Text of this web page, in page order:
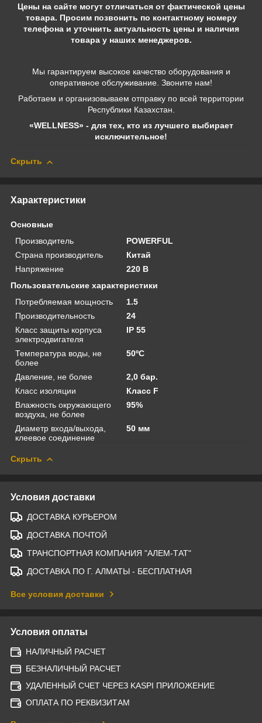
Цены на сайте могут отличаться от фактической цены
товара. Просим позвонить по контактному номеру
телефона и уточнить актуальность цены и наличия
товара у наших менеджеров.
Мы гарантируем высокое качество оборудования и
оперативное обслуживание. Звоните нам!
Работаем и организовываем отправку по всей территории
Республики Казахстан.
«WELLNESS» - для тех, кто из лучшего выбирает
исключительное!
Скрыть
Характеристики
Основные
Производитель
POWERFUL
Страна производитель
Китай
Напряжение
220 В
Пользовательские характеристики
Потребляемая мощность
1.5
Производительность
24
Класс защиты корпуса
электродвигателя
IP 55
Температура воды, не
более
50ºС
Давление, не более
2,0 бар.
Класс изоляции
Класс F
Влажность окружающего
воздуха, не более
95%
Диаметр входа/выхода,
клеевое соединение
50 мм
Скрыть
Условия доставки
ДОСТАВКА КУРЬЕРОМ
ДОСТАВКА ПОЧТОЙ
ТРАНСПОРТНАЯ КОМПАНИЯ "АЛЕМ-ТАТ"
ДОСТАВКА ПО Г. АЛМАТЫ - БЕСПЛАТНАЯ
Все условия доставки
Условия оплаты
НАЛИЧНЫЙ РАСЧЕТ
БЕЗНАЛИЧНЫЙ РАСЧЕТ
УДАЛЕННЫЙ СЧЕТ ЧЕРЕЗ KASPI ПРИЛОЖЕНИЕ
ОПЛАТА ПО РЕКВИЗИТАМ